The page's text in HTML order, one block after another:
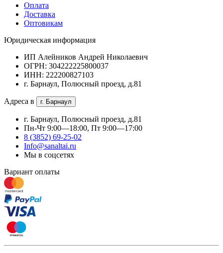
Оплата
Доставка
Оптовикам
Юридическая информация
ИП Алейников Андрей Николаевич
ОГРН: 304222225800037
ИНН: 222200827103
г. Барнаул, Полюсный проезд, д.81
Адреса в г. Барнаул
г. Барнаул, Полюсный проезд, д.81
Пн-Чт 9:00—18:00, Пт 9:00—17:00
8 (3852) 69-25-02
Info@sanaltai.ru
Мы в соцсетях
Вариант оплаты